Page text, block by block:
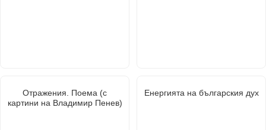
Отражения. Поема (с
картини на Владимир Пенев)
Енергията на българския дух